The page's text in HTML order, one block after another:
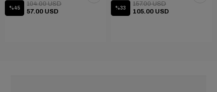
%45
57.00 USD
104.00 USD
%33
105.00 USD
157.00 USD